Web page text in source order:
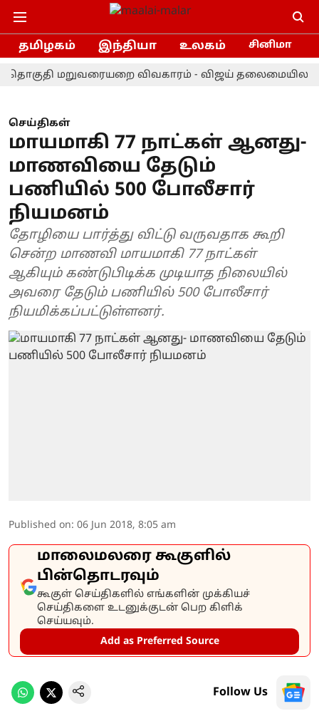
தமிழகம் இந்தியா உலகம் சினிமா
மறுவரையறை விவகாரம் - விஜய் தலைமையிலான
செய்திகள்
மாயமாகி 77 நாட்கள் ஆனது-
மாணவியை தேடும்
பணியில் 500 போலீசார்
நியமனம்
தோழியை பார்த்து விட்டு வருவதாக கூறி
சென்ற மாணவி மாயமாகி 77 நாட்கள்
ஆகியும் கண்டுபிடிக்க முடியாத நிலையில்
அவரை தேடும் பணியில் 500 போலீசார்
நியமிக்கப்பட்டுள்ளனர்.
Published on: 06 Jun 2018, 8:05 am
மாலைமலரை கூகுளில்
பின்தொடரவும்
கூகுள் செய்திகளில் எங்களின் முக்கியச்
செய்திகளை உடனுக்குடன் பெற கிளிக்
செய்யவும்.
Add as Preferred Source
Follow Us